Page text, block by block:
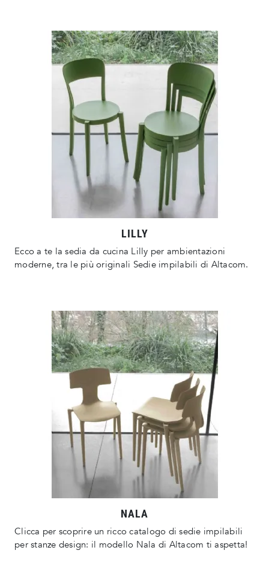
LILLY
Ecco a te la sedia da cucina Lilly per ambientazioni
moderne, tra le più originali Sedie impilabili di Altacom.
NALA
Clicca per scoprire un ricco catalogo di sedie impilabili
per stanze design: il modello Nala di Altacom ti aspetta!